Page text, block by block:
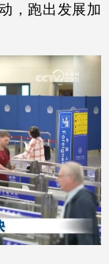
，跑出发展加